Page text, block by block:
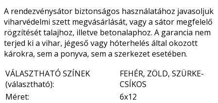
A rendezvénysátor biztonságos használatához javasoljuk
viharvédelmi szett megvásárlását, vagy a sátor megfelelő
rögzítését talajhoz, illetve betonalaphoz. A garancia nem
terjed ki a vihar, jégeső vagy hóterhelés által okozott
károkra, sem a ponyva, sem a szerkezet esetében.
VÁLASZTHATÓ SZÍNEK
(választható):
FEHÉR, ZÖLD, SZÜRKE-
CSÍKOS
Méret:
6x12